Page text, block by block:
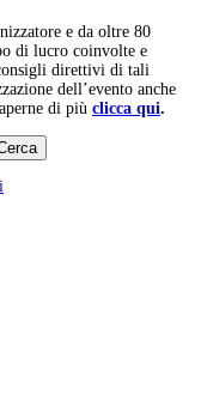
e da oltre 80
di lucro coinvolte e
direttivi di tali
dell’evento anche
di più clicca qui.